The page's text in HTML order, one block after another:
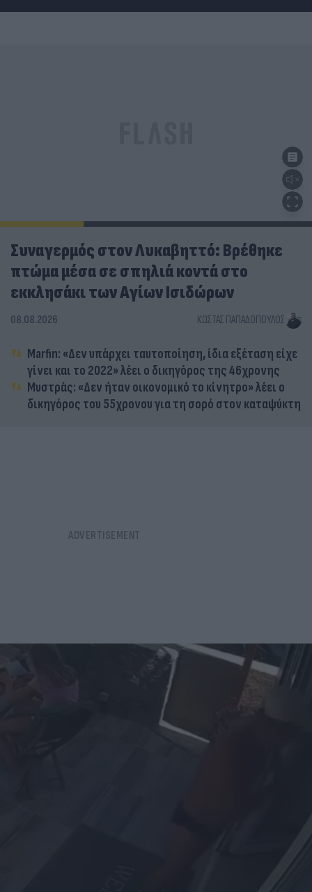
Συναγερμός στον Λυκαβηττό: Βρέθηκε
πτώμα μέσα σε σπηλιά κοντά στο
εκκλησάκι των Αγίων Ισιδώρων
08.08.2026 ΚΏΣΤΑΣ ΠΑΠΑΔΌΠΟΥΛΟΣ
Marfin: «Δεν υπάρχει ταυτοποίηση, ίδια εξέταση είχε
γίνει και το 2022» λέει ο δικηγόρος της 46χρονης
Μυστράς: «Δεν ήταν οικονομικό το κίνητρο» λέει ο
δικηγόρος του 55χρονου για τη σορό στον καταψύκτη